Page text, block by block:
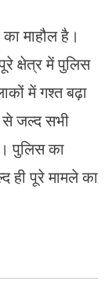
माहौल है।
क्षेत्र में पुलिस
में गश्त बढ़ा
से जल्द सभी
पुलिस का
ही पूरे मामले का